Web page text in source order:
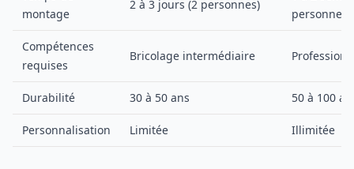
montage
2 à 3 jours (2 personnes)
personnes)
Compétences
requises
Bricolage intermédiaire
Durabilité 30 à 50 ans 50 à 100
Personnalisation Limitée Illimitée